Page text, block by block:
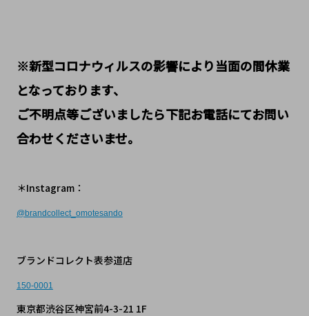
※新型コロナウィルスの影響により当面の間休業
となっております、
ご不明点等ございましたら下記お電話にてお問い
合わせくださいませ。
＊Instagram：
@brandcollect_omotesando
ブランドコレクト表参道店
150-0001
東京都渋谷区神宮前4-3-21 1F